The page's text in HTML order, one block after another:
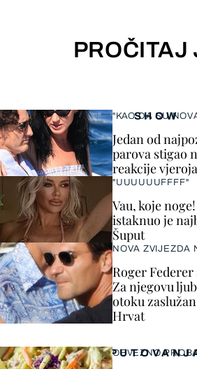
PROČITAJ
SHOW
"KAO DA SU
Jedan od
parova stigao
reakcije
"UUUUUUFFFF"
Vau, koje
istaknuo je
Šuput
NOVA ZVIJEZDA
Roger
Za njegovu
otoku
Hrvat
OBVEZNO